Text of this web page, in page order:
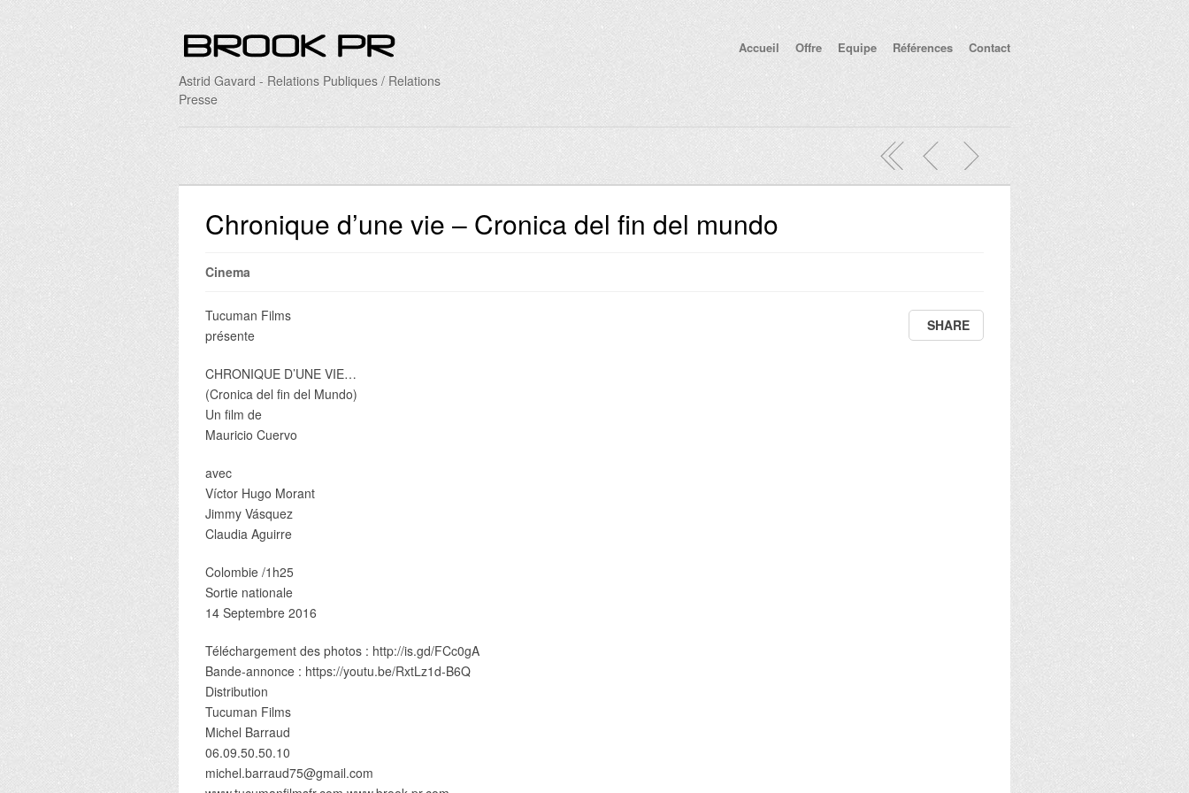
Accueil Offre Equipe Références Contact
Astrid Gavard - Relations Publiques / Relations
Presse
Chronique d’une vie – Cronica del fin del mundo
Cinema
Tucuman Films
présente
CHRONIQUE D’UNE VIE…
(Cronica del fin del Mundo)
Un film de
Mauricio Cuervo
avec
Víctor Hugo Morant
Jimmy Vásquez
Claudia Aguirre
Colombie /1h25
Sortie nationale
14 Septembre 2016
Téléchargement des photos : http://is.gd/FCc0gA
Bande-annonce : https://youtu.be/RxtLz1d-B6Q
Distribution
Tucuman Films
Michel Barraud
06.09.50.50.10
michel.barraud75@gmail.com
SHARE